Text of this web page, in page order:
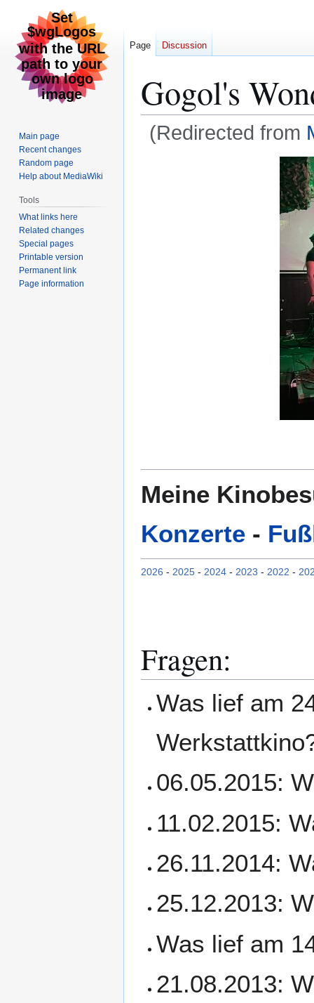
Gogol's
(Redirected from
Meine
Konzerte -
2026 - 2025 - 2024 - 2023 - 2022 -
Fragen:
Was lief am
06.05.2015:
11.02.2015:
26.11.2014:
25.12.2013:
Was lief am
21.08.2013:
Page Discussion
Main page
Recent changes
Random page
Help about MediaWiki
Tools
What links here
Related changes
Special pages
Printable version
Permanent link
Page information